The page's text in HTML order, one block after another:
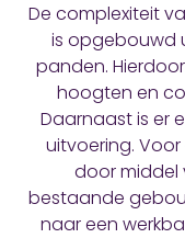
De complexiteit
is opgebouwd
panden.
hoogten en
Daarnaast is er
uitvoering.
door middel
bestaande
naar een